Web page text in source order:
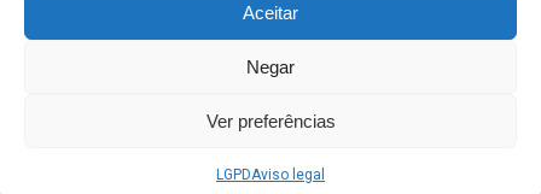
Aceitar
Negar
Ver preferências
LGPDAviso legal
SEDE DO ADMINISTRATIVO MUNICIPAL - Avenida